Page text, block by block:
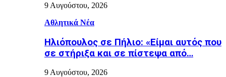
9 Αυγούστου, 2026
Αθλητικά Νέα
Ηλιόπουλος σε Πήλιο: «Είμαι αυτός που
σε στήριξα και σε πίστεψα από…
9 Αυγούστου, 2026